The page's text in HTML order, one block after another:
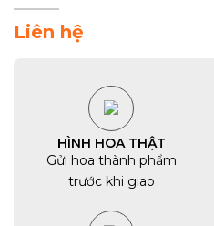
Liên hệ
HÌNH HOA THẬT
Gửi hoa thành phẩm
trước khi giao